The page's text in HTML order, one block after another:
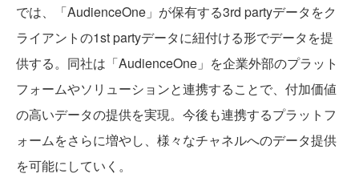
では、「AudienceOne」が保有する3rd partyデータをク
ライアントの1st partyデータに紐付ける形でデータを提
供する。同社は「AudienceOne」を企業外部のプラット
フォームやソリューションと連携することで、付加価値
の高いデータの提供を実現。今後も連携するプラットフ
ォームをさらに増やし、様々なチャネルへのデータ提供
を可能にしていく。